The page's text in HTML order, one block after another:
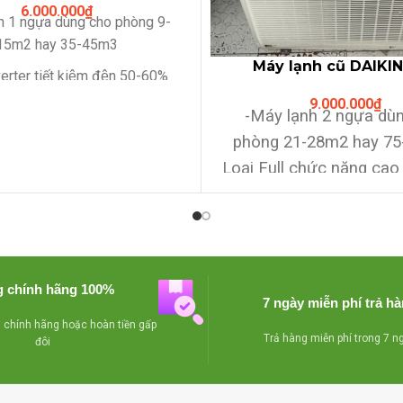
6.000.000₫
1 ngựa dùng cho phòng 9-
hay 35-45m3
tiết kiệm đện 50-60%
Máy lạnh cũ
năng Siêu Vip sx
9.000.000₫
-Máy lạnh 2 ngựa
phòng 21-28m2 hay
Loại Full chức năng
: Inverter, khử mùi , tự
đồng + 5m ống nước
12 tháng bao đổi trả
tháng nếu máy chạy
chính hãng 100%
chính hãng hoặc hoàn tiền gấp
đôi
7 ngày miễn phí trả
Trả hàng miễn phí trong 7